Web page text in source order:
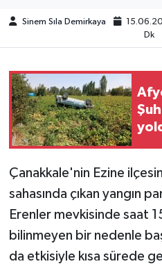
Sinem Sıla Demirkaya
Dk
Çanakkale'nin Ezine
sahasında çıkan yangın
Erenler mevkisinde saat
bilinmeyen bir nedenle
da etkisiyle kısa sürede